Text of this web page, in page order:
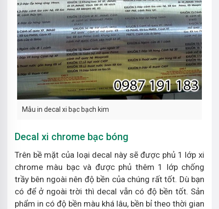
Mẫu in decal xi bạc bạch kim
Decal xi chrome bạc bóng
Trên bề mặt của loại decal này sẽ được phủ 1 lớp xi
chrome màu bạc và được phủ thêm 1 lớp chống
trầy bên ngoài nên độ bền của chúng rất tốt. Dù bạn
có để ở ngoài trời thì decal vẫn có độ bền tốt. Sản
phẩm in có độ bền màu khá lâu, bền bỉ theo thời gian